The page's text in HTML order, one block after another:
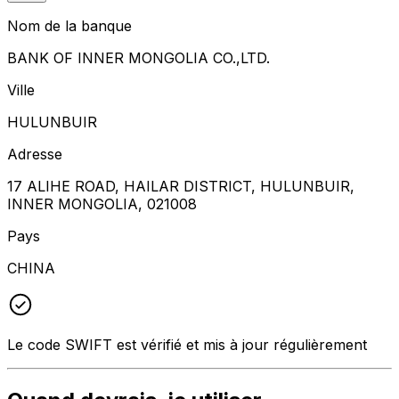
Nom de la banque
BANK OF INNER MONGOLIA CO.,LTD.
Ville
HULUNBUIR
Adresse
17 ALIHE ROAD, HAILAR DISTRICT, HULUNBUIR,
INNER MONGOLIA, 021008
Pays
CHINA
Le code SWIFT est vérifié et mis à jour régulièrement